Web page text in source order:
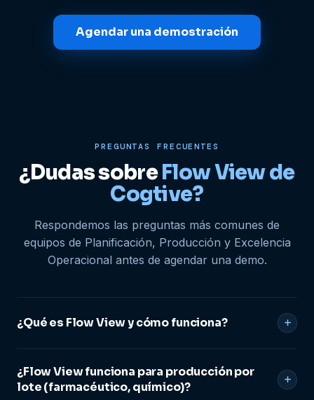
Agendar una demostración
PREGUNTAS FRECUENTES
¿Dudas sobreFlow View de
Cogtive?
Respondemos las preguntas más comunes de
equipos de Planificación, Producción y Excelencia
Operacional antes de agendar una demo.
¿Qué es Flow View y cómo funciona?
Flow View es el módulo de visibilidad del flujo productivo
de Cogtive. Digitaliza la cadena productiva de principio a
¿Flow View funciona para producción por
lote (farmacéutico, químico)?